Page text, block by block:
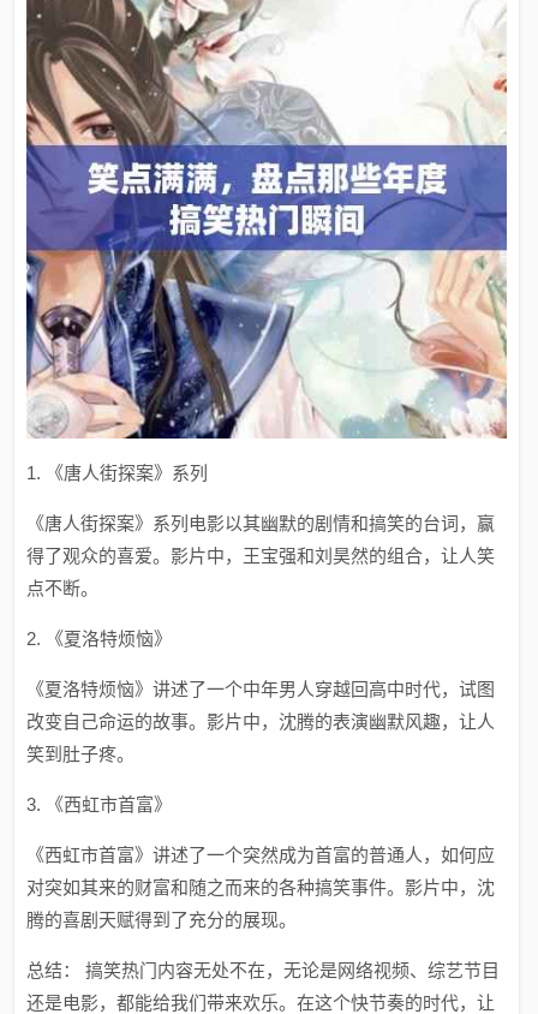
1. 《唐人街探案》系列
《唐人街探案》系列电影以其幽默的剧情和搞笑的台词，赢
得了观众的喜爱。影片中，王宝强和刘昊然的组合，让人笑
点不断。
2. 《夏洛特烦恼》
《夏洛特烦恼》讲述了一个中年男人穿越回高中时代，试图
改变自己命运的故事。影片中，沈腾的表演幽默风趣，让人
笑到肚子疼。
3. 《西虹市首富》
《西虹市首富》讲述了一个突然成为首富的普通人，如何应
对突如其来的财富和随之而来的各种搞笑事件。影片中，沈
腾的喜剧天赋得到了充分的展现。
总结： 搞笑热门内容无处不在，无论是网络视频、综艺节目
还是电影，都能给我们带来欢乐。在这个快节奏的时代，让